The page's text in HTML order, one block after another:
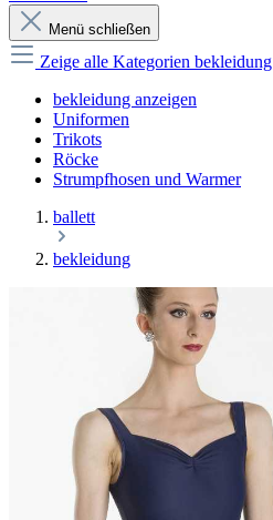
Menü schließen
Zeige alle Kategorien bekleidung
bekleidung anzeigen
Uniformen
Trikots
Röcke
Strumpfhosen und Warmer
ballett
bekleidung